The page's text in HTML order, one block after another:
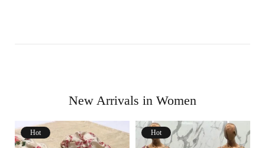
New Arrivals in Women
Hot Hot